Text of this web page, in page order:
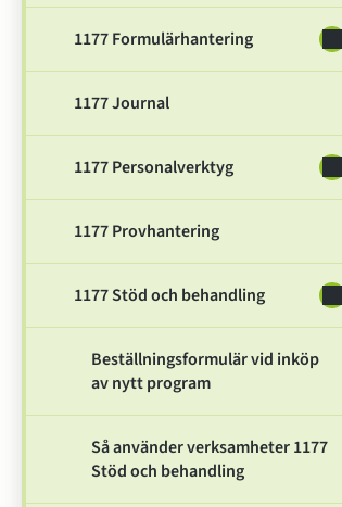
1177 Formulärhantering
1177 Journal
1177 Personalverktyg
1177 Provhantering
1177 Stöd och behandling
Beställningsformulär vid inköp
av nytt program
Så använder verksamheter 1177
Stöd och behandling